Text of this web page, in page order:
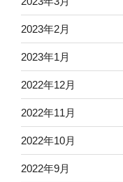
2023年2月
2023年1月
2022年12月
2022年11月
2022年10月
2022年9月